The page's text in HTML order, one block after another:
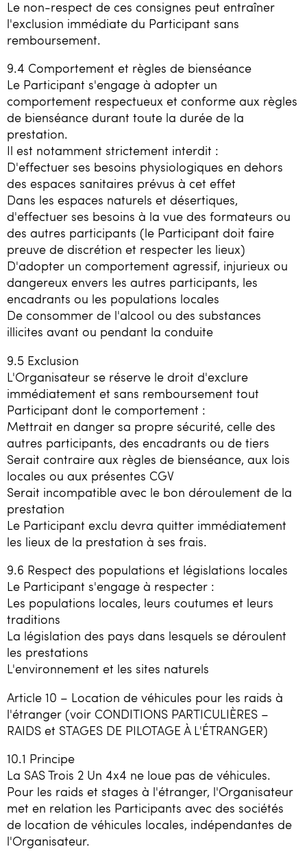
Le non-respect de ces consignes peut entraîner
l'exclusion immédiate du Participant sans
remboursement.
9.4 Comportement et règles de bienséance
Le Participant s'engage à adopter un
comportement respectueux et conforme aux règles
de bienséance durant toute la durée de la
prestation.
Il est notamment strictement interdit :
D'effectuer ses besoins physiologiques en dehors
des espaces sanitaires prévus à cet effet
Dans les espaces naturels et désertiques,
d'effectuer ses besoins à la vue des formateurs ou
des autres participants (le Participant doit faire
preuve de discrétion et respecter les lieux)
D'adopter un comportement agressif, injurieux ou
dangereux envers les autres participants, les
encadrants ou les populations locales
De consommer de l'alcool ou des substances
illicites avant ou pendant la conduite
9.5 Exclusion
L'Organisateur se réserve le droit d'exclure
immédiatement et sans remboursement tout
Participant dont le comportement :
Mettrait en danger sa propre sécurité, celle des
autres participants, des encadrants ou de tiers
Serait contraire aux règles de bienséance, aux lois
locales ou aux présentes CGV
Serait incompatible avec le bon déroulement de la
prestation
Le Participant exclu devra quitter immédiatement
les lieux de la prestation à ses frais.
9.6 Respect des populations et législations locales
Le Participant s'engage à respecter :
Les populations locales, leurs coutumes et leurs
traditions
La législation des pays dans lesquels se déroulent
les prestations
L'environnement et les sites naturels
Article 10 – Location de véhicules pour les raids à
l'étranger (voir CONDITIONS PARTICULIÈRES –
RAIDS et STAGES DE PILOTAGE À L'ÉTRANGER)
10.1 Principe
La SAS Trois 2 Un 4x4 ne loue pas de véhicules.
Pour les raids et stages à l'étranger, l'Organisateur
met en relation les Participants avec des sociétés
de location de véhicules locales, indépendantes de
l'Organisateur.